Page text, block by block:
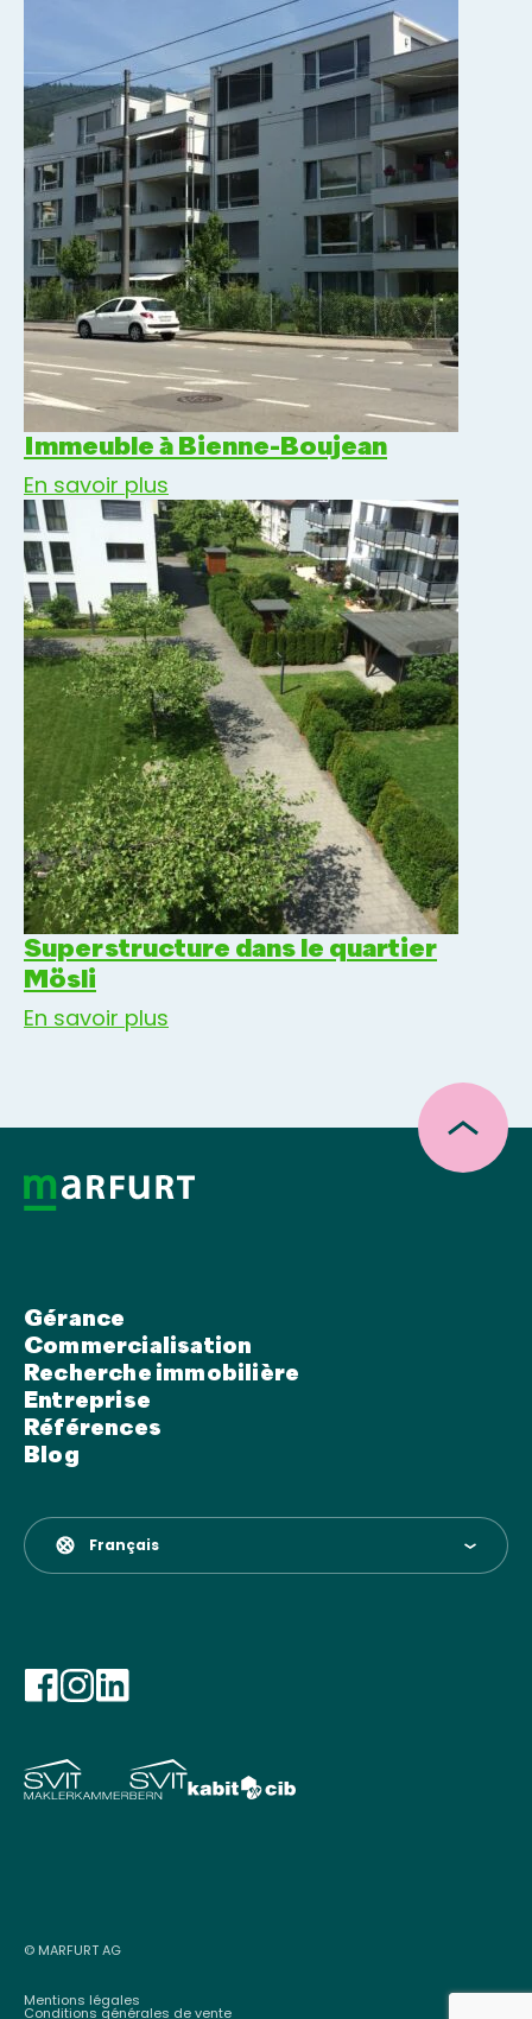
Immeuble à Bienne-Boujean
En savoir plus
Superstructure dans le quartier
Mösli
En savoir plus
Gérance
Commercialisation
Recherche immobilière
Entreprise
Références
Blog
© MARFURT AG
Français
Mentions légales
Conditions générales de vente